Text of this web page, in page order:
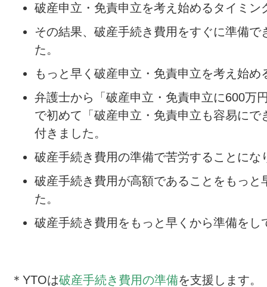
破産申立・免責申立を考え始めるタイミン
その結果、破産手続き費用をすぐに準備で
た。
もっと早く破産申立・免責申立を考え始め
弁護士から「破産申立・免責申立に600万
で初めて「破産申立・免責申立も容易にで
付きました。
破産手続き費用の準備で苦労することにな
破産手続き費用が高額であることをもっと
た。
破産手続き費用をもっと早くから準備をし
＊YTOは破産手続き費用の準備を支援します。